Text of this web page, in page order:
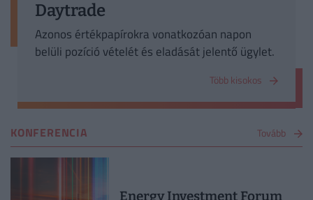
Daytrade
Azonos értékpapírokra vonatkozóan napon
belüli pozíció vételét és eladását jelentő ügylet.
Több kisokos
KONFERENCIA Tovább
Energy Investment Forum